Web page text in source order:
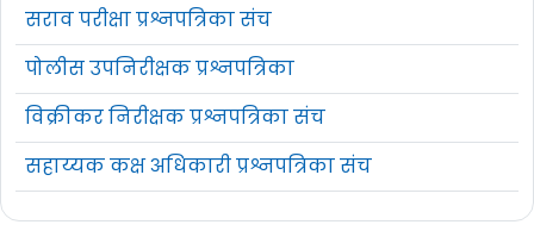
सराव परीक्षा प्रश्नपत्रिका संच
पोलीस उपनिरीक्षक प्रश्नपत्रिका
विक्रीकर निरीक्षक प्रश्नपत्रिका संच
सहाय्यक कक्ष अधिकारी प्रश्नपत्रिका संच